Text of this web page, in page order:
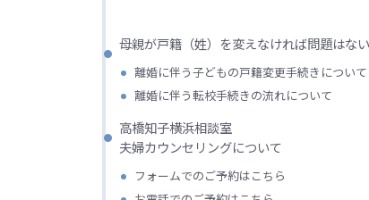
母親が戸籍（姓）を変えなければ問題はな
離婚に伴う子どもの戸籍変更手続きについて
離婚に伴う転校手続きの流れについて
高橋知子横浜相談室
夫婦カウンセリングについて
フォームでのご予約はこちら